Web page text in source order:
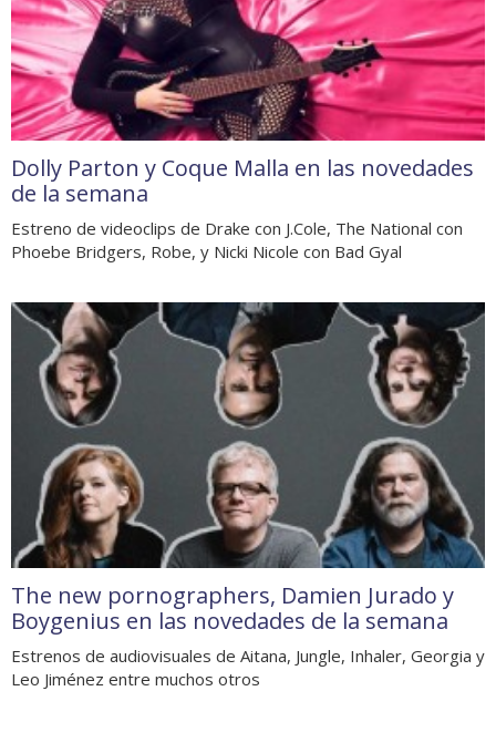
Dolly Parton y Coque Malla en las novedades
de la semana
Estreno de videoclips de Drake con J.Cole, The National con
Phoebe Bridgers, Robe, y Nicki Nicole con Bad Gyal
The new pornographers, Damien Jurado y
Boygenius en las novedades de la semana
Estrenos de audiovisuales de Aitana, Jungle, Inhaler, Georgia y
Leo Jiménez entre muchos otros